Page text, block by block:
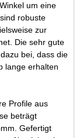
um eine
robuste
zur
Die sehr gute
bei, dass die
lange erhalten
Profile aus
beträgt
Gefertigt